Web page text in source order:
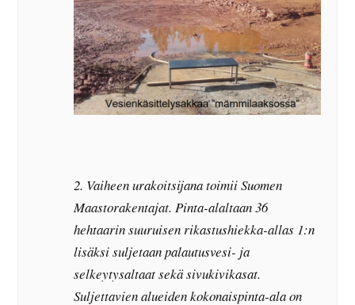
2. Vaiheen urakoitsijana toimii Suomen
Maastorakentajat. Pinta-alaltaan 36
hehtaarin suuruisen rikastushiekka-allas 1:n
lisäksi suljetaan palautusvesi- ja
selkeytysaltaat sekä sivukivikasat.
Suljettavien alueiden kokonaispinta-ala on